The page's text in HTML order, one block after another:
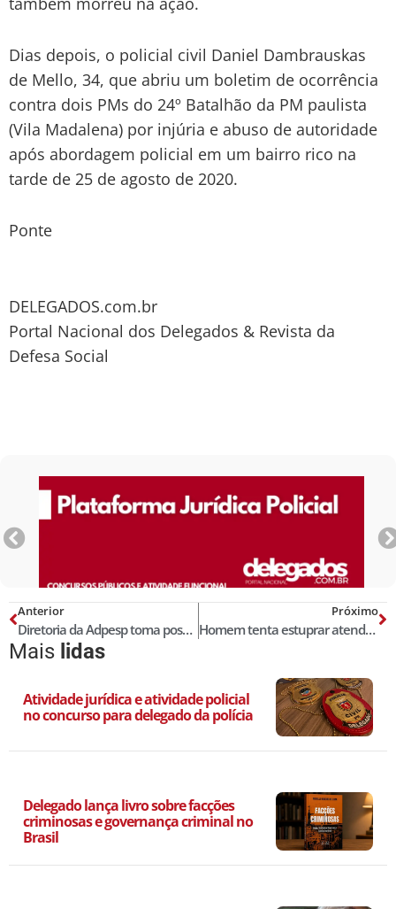
Dias depois, o policial civil Daniel Dambrauskas
de Mello, 34, que abriu um boletim de ocorrência
contra dois PMs do 24º Batalhão da PM paulista
(Vila Madalena) por injúria e abuso de autoridade
após abordagem policial em um bairro rico na
tarde de 25 de agosto de 2020.
Ponte
DELEGADOS.com.br
Portal Nacional dos Delegados & Revista da
Defesa Social
Anterior
Diretoria da Adpesp toma posse para o triênio 2021 a 2023
Próximo
Homem tenta estuprar atendente de loja e é preso por delegado que passava pelo local
Mais lidas
Atividade jurídica e atividade policial
no concurso para delegado da polícia
Delegado lança livro sobre facções
criminosas e governança criminal no
Brasil